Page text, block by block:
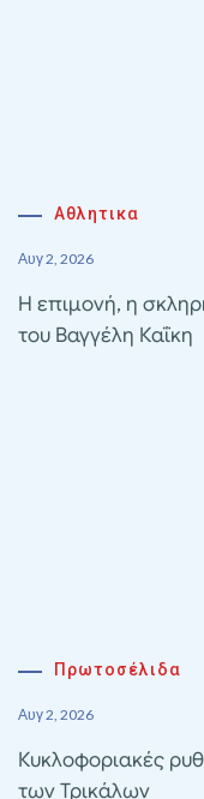
Αθλητικα
Αυγ 2, 2026
Η επιμονή, η
του Βαγγέλη Καΐκη
Πρωτοσέλιδα
Αυγ 2, 2026
Κυκλοφοριακές
των Τρικάλων